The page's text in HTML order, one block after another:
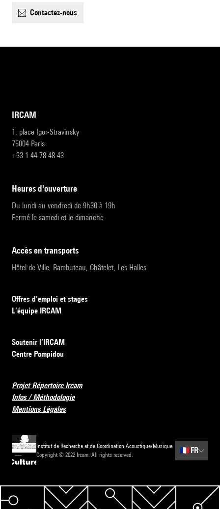
contactez-nous
IRCAM
1, place Igor-Stravinsky
75004 Paris
+33 1 44 78 48 43
heures d'ouverture
Du lundi au vendredi de 9h30 à 19h
Fermé le samedi et le dimanche
accès en transports
Hôtel de Ville, Rambuteau, Châtelet, Les Halles
Offres d’emploi et stages
L’équipe IRCAM
Soutenir l’IRCAM
Centre Pompidou
Projet Répertoire Ircam
Infos / Méthodologie
Mentions Légales
Institut de Recherche et de Coordination Acoustique/Musique
Copyright © 2022 Ircam. All rights reserved.
🇫🇷 FR